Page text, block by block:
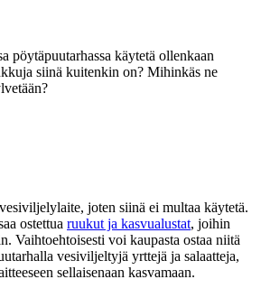
pöytäpuutarhassa käytetä ollenkaan
siinä kuitenkin on? Mihinkäs ne
joten siinä ei multaa käytetä.
ostettua ruukut ja kasvualustat, joihin
Vaihtoehtoisesti voi kaupasta ostaa niitä
vesiviljeltyjä yrttejä ja salaatteja,
sellaisenaan kasvamaan.